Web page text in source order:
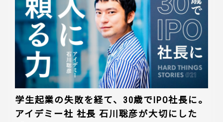
学生起業の失敗を経て、30歳でIPO社長に。
アイデミー社 社長 石川聡彦が大切にした